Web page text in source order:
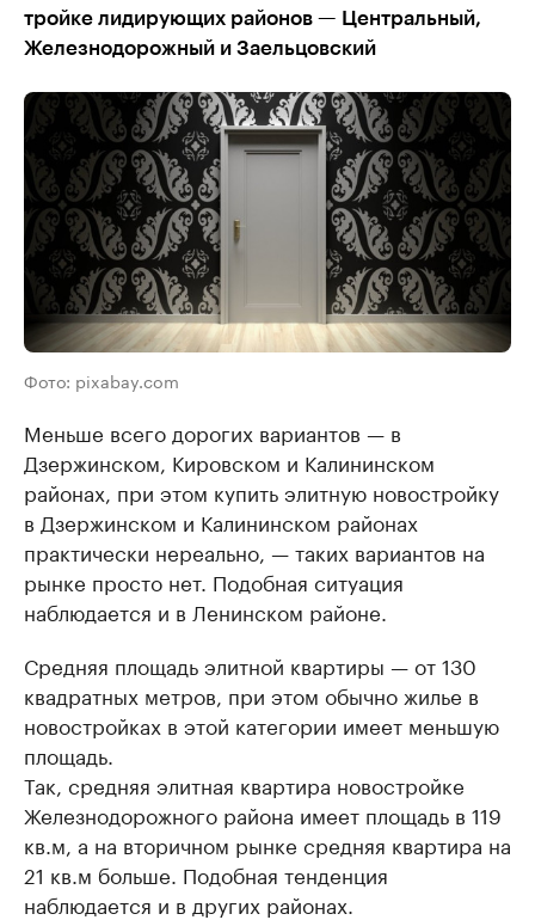
тройке лидирующих районов — Центральный,
Железнодорожный и Заельцовский
Фото: pixabay.com
Меньше всего дорогих вариантов — в
Дзержинском, Кировском и Калининском
районах, при этом купить элитную новостройку
в Дзержинском и Калининском районах
практически нереально, — таких вариантов на
рынке просто нет. Подобная ситуация
наблюдается и в Ленинском районе.
Средняя площадь элитной квартиры — от 130
квадратных метров, при этом обычно жилье в
новостройках в этой категории имеет меньшую
площадь.
Так, средняя элитная квартира новостройке
Железнодорожного района имеет площадь в 119
кв.м, а на вторичном рынке средняя квартира на
21 кв.м больше. Подобная тенденция
наблюдается и в других районах.